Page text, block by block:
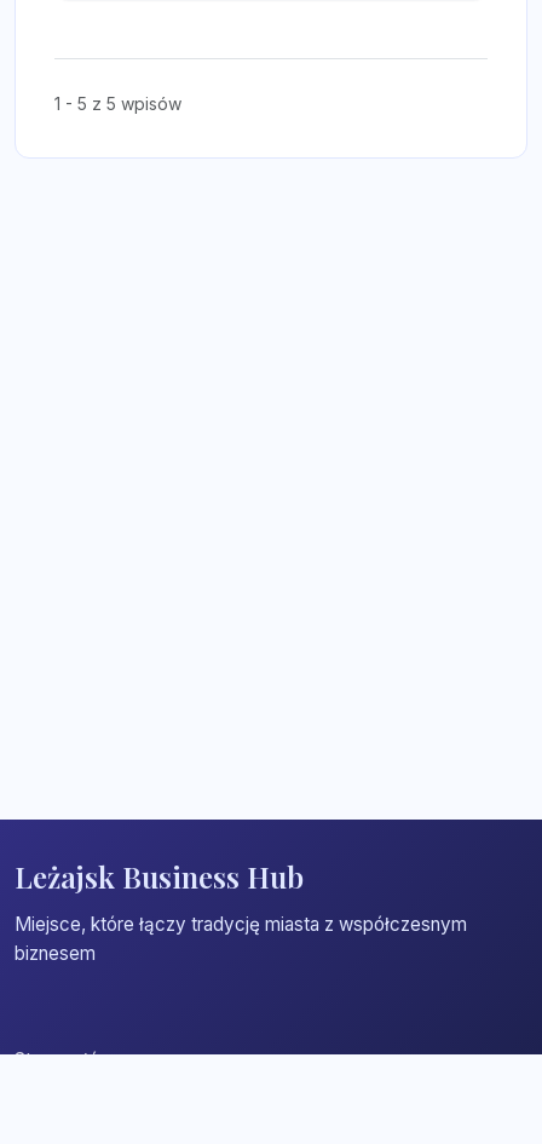
1 - 5 z 5 wpisów
Leżajsk Business Hub
Miejsce, które łączy tradycję miasta z współczesnym
biznesem
Strona główna